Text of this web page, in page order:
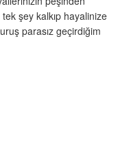
şey kalkıp hayalinize
parasız geçirdiğim